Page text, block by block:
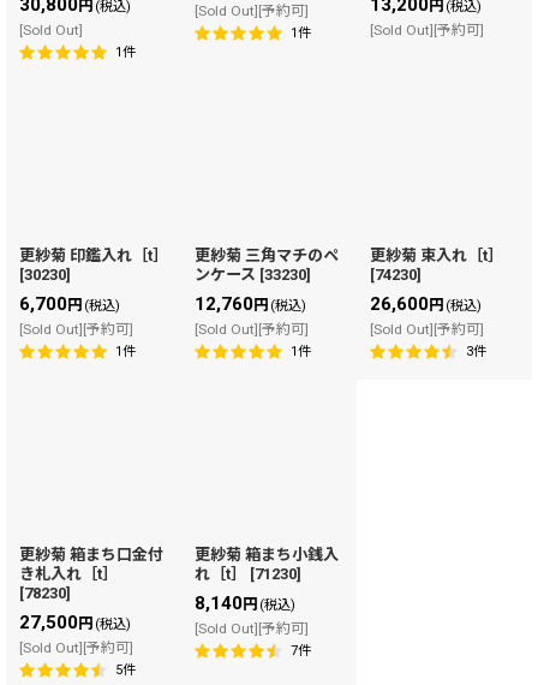
30,800円 (税込)
[Sold Out]
1件
[Sold Out][予約可]
1件
13,200円 (税込)
[Sold Out][予約可]
更紗菊 印鑑入れ［t］
[30230]
6,700円 (税込)
[Sold Out][予約可]
1件
更紗菊 三角マチのペ
ンケース [33230]
12,760円 (税込)
[Sold Out][予約可]
1件
更紗菊 束入れ［t］
[74230]
26,600円 (税込)
[Sold Out][予約可]
3件
更紗菊 箱まち口金付
き札入れ［t］
[78230]
27,500円 (税込)
[Sold Out][予約可]
5件
更紗菊 箱まち小銭入
れ［t］
[71230]
8,140円 (税込)
[Sold Out][予約可]
7件